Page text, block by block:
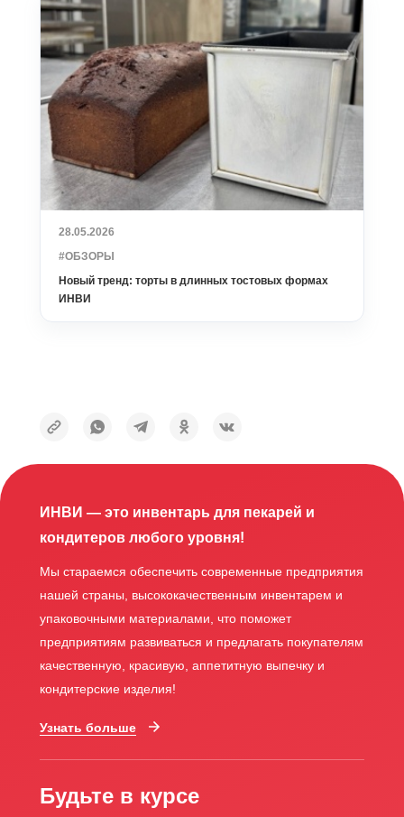
28.05.2026
#ОБЗОРЫ
Новый тренд: торты в длинных тостовых формах
ИНВИ
ИНВИ — это инвентарь для пекарей и
кондитеров любого уровня!
Мы стараемся обеспечить современные предприятия
нашей страны, высококачественным инвентарем и
упаковочными материалами, что поможет
предприятиям развиваться и предлагать покупателям
качественную, красивую, аппетитную выпечку и
кондитерские изделия!
Узнать больше
Будьте в курсе